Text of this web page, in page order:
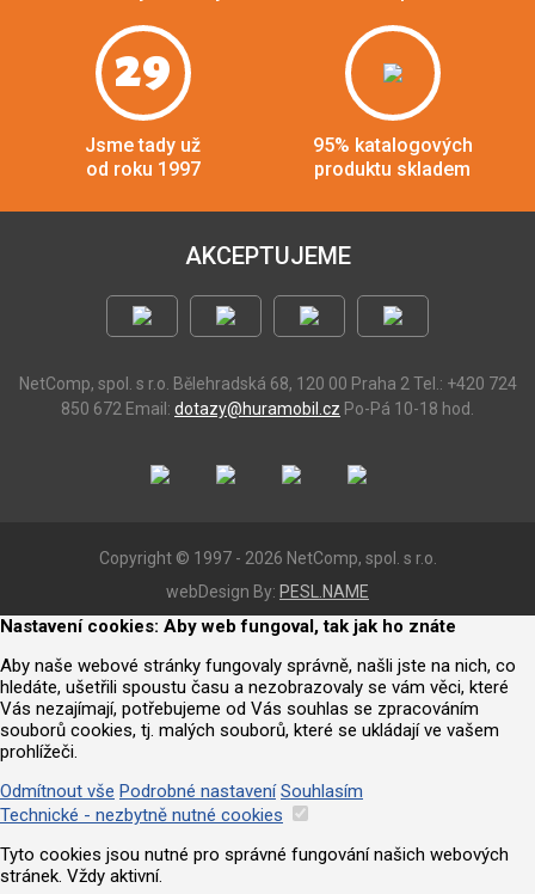
29
Jsme tady už
od roku 1997
95% katalogových
produktu skladem
AKCEPTUJEME
NetComp, spol. s r.o. Bělehradská 68, 120 00 Praha 2 Tel.: +420 724
850 672 Email: dotazy@huramobil.cz Po-Pá 10-18 hod.
Copyright © 1997 - 2026 NetComp, spol. s r.o.
webDesign By: PESL.NAME
Nastavení cookies: Aby web fungoval, tak jak ho znáte
Aby naše webové stránky fungovaly správně, našli jste na nich, co
hledáte, ušetřili spoustu času a nezobrazovaly se vám věci, které
Vás nezajímají, potřebujeme od Vás souhlas se zpracováním
souborů cookies, tj. malých souborů, které se ukládají ve vašem
prohlížeči.
Odmítnout vše Podrobné nastavení Souhlasím
Technické - nezbytně nutné cookies
Tyto cookies jsou nutné pro správné fungování našich webových
stránek. Vždy aktivní.